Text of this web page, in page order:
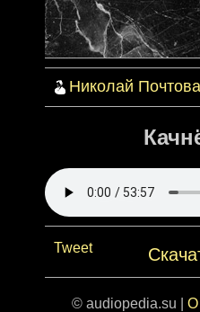
Николай
Tweet
© audiopedia.su | О